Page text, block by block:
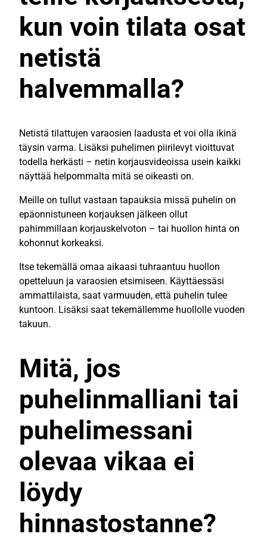
kun voin tilata osat
netistä
halvemmalla?
Netistä tilattujen varaosien laadusta et voi olla ikinä
täysin varma. Lisäksi puhelimen piirilevyt vioittuvat
todella herkästi – netin korjausvideoissa usein kaikki
näyttää helpommalta mitä se oikeasti on.
Meille on tullut vastaan tapauksia missä puhelin on
epäonnistuneen korjauksen jälkeen ollut
pahimmillaan korjauskelvoton – tai huollon hinta on
kohonnut korkeaksi.
Itse tekemällä omaa aikaasi tuhraantuu huollon
opetteluun ja varaosien etsimiseen. Käyttäessäsi
ammattilaista, saat varmuuden, että puhelin tulee
kuntoon. Lisäksi saat tekemällemme huollolle vuoden
takuun.
Mitä, jos
puhelinmalliani tai
puhelimessani
olevaa vikaa ei
löydy
hinnastostanne?